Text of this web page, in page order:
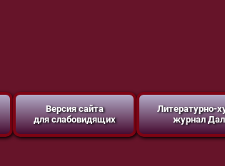
Версия сайта
для слабовидящих
Литературно-
журнал